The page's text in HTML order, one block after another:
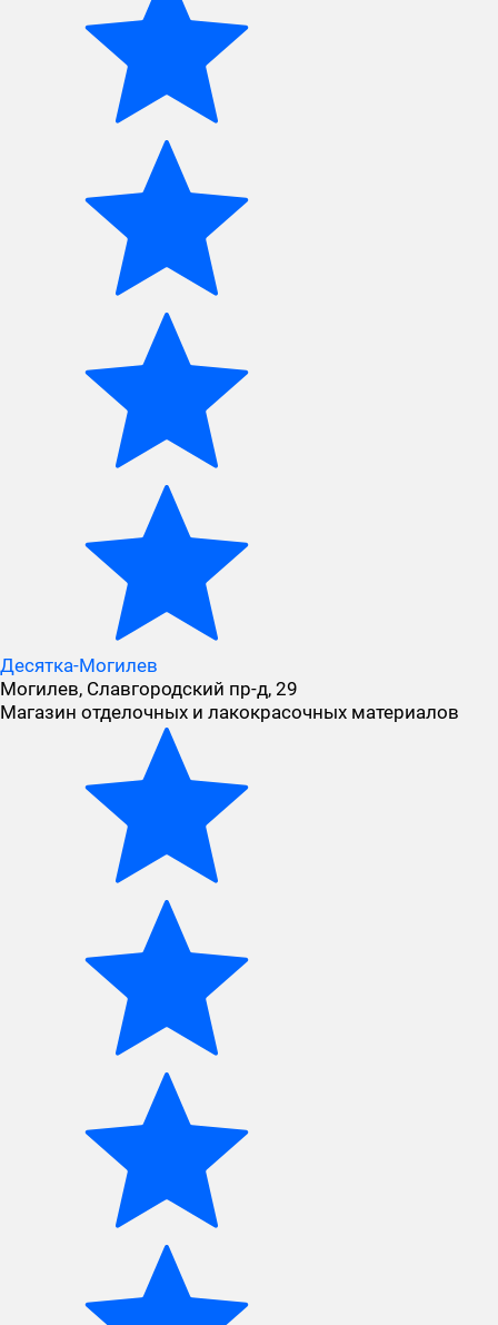
Десятка-Могилев
Могилев, Славгородский пр-д, 29
Магазин отделочных и лакокрасочных материалов